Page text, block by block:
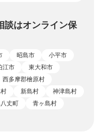
談はオンライン保
昭島市
小平市
江市
東大和市
西多摩郡檜原村
新島村
神津島村
丈町
青ヶ島村